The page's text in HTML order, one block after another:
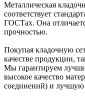
Металлическая
соответствует
ГОСТах. Она
прочностью.
Покупая кладочную
качестве продукции,
Мы гарантируем
высокое качество
соединений) и